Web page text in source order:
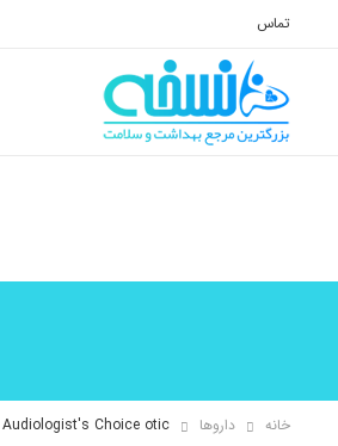
تماس
خانه داروها Audiologist's Choice otic